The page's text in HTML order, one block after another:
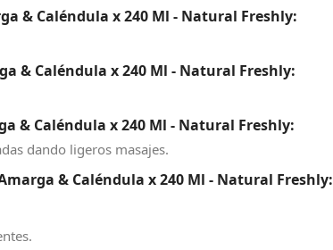
& Caléndula x 240 Ml - Natural Freshly:
& Caléndula x 240 Ml - Natural Freshly:
& Caléndula x 240 Ml - Natural Freshly:
dando ligeros masajes.
& Caléndula x 240 Ml - Natural Freshly: